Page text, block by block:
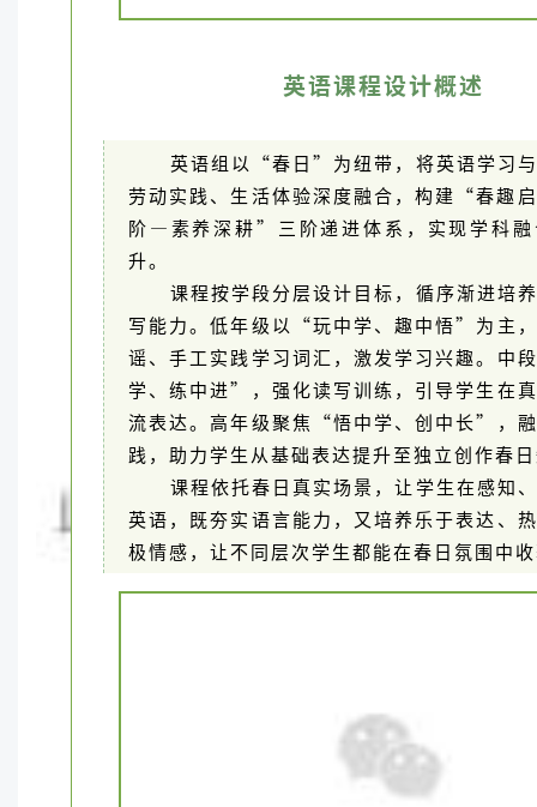
英语课程设计概述
英语组以“春日”为纽带，将英语学习
劳动实践、生活体验深度融合，构建“春趣
阶—素养深耕”三阶递进体系，实现学科融
升。
课程按学段分层设计目标，循序渐进培
写能力。低年级以“玩中学、趣中悟”为主
谣、手工实践学习词汇，激发学习兴趣。中
学、练中进”，强化读写训练，引导学生在
流表达。高年级聚焦“悟中学、创中长”，
践，助力学生从基础表达提升至独立创作春
课程依托春日真实场景，让学生在感知
英语，既夯实语言能力，又培养乐于表达、
极情感，让不同层次学生都能在春日氛围中